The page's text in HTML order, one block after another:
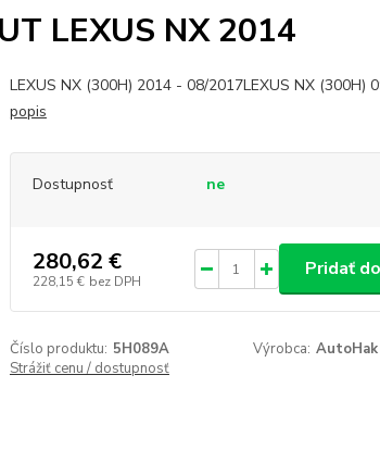
LEXUS NX 2014
LEXUS NX (300H) 2014 - 08/2017LEXUS NX (300H)
popis
Dostupnosť ne
280,62 €
228,15 € bez DPH
Pridať
Číslo produktu: 5H089A Výrobca: AutoHak
Strážiť cenu / dostupnosť